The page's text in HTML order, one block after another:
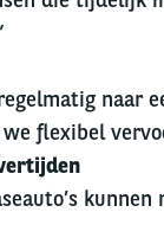
naar
flexibel